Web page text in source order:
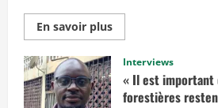
En savoir plusE
n
Interviews
« Il est important
forestières